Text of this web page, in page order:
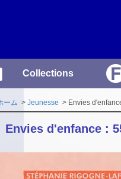
Collections
ーム > Jeunesse > Envies
Envies d'enfance :